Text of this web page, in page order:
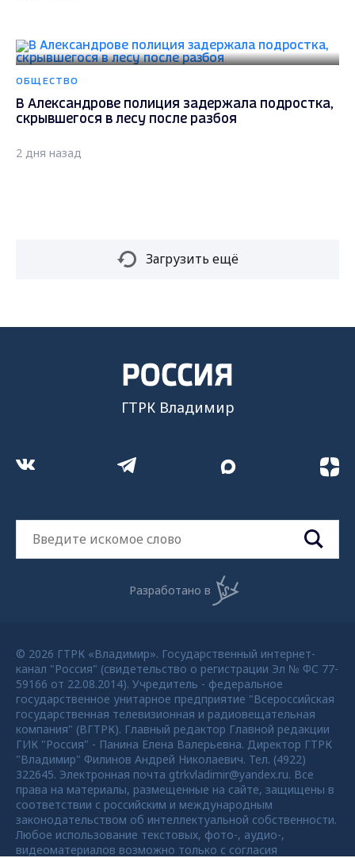
ОБЩЕСТВО
В Александрове полиция задержала подростка,
скрывшегося в лесу после разбоя
2 дня назад
Загрузить ещё
ГТРК Владимир
Разработано в
© 2026 ГТРК «Владимир». Государственный интернет-
канал "Россия" (свидетельство о регистрации Эл № ФС 77-
59166 от 22.08.2014). Учредитель - федеральное
государственное унитарное предприятие "Всероссийская
государственная телевизионная и радиовещательная
компания" (ВГТРК). Главный редактор Главной редакции
ГИК "Россия" - Панина Елена Валерьевна. Директор ГТРК
"Владимир" Филинов Андрей Николаевич. Тел. (4922)
322645. Электронная почта gtrkvladimir@yandex.ru. Все
права на материалы, размещенные на сайте, защищены в
соответствии с российским и международным
законодательством об интеллектуальной собственности.
Любое использование текстовых, фото-, аудио-,
видеоматериалов возможно только с согласия